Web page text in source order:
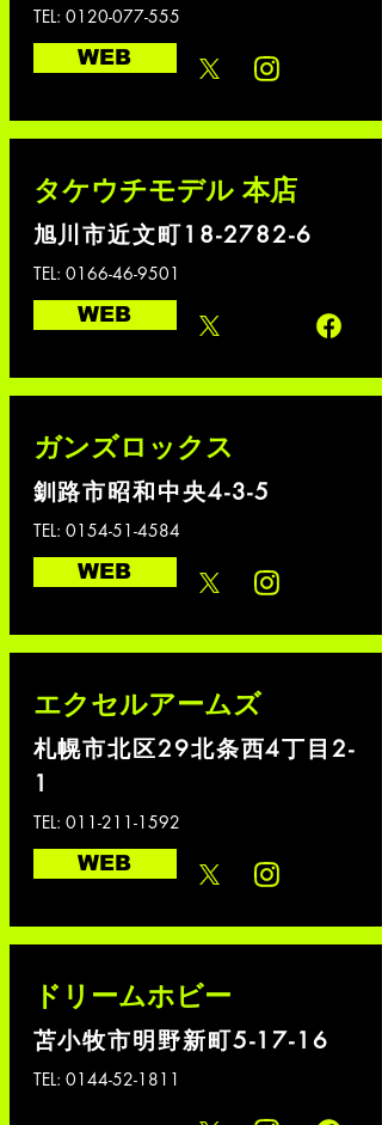
TEL: 0120-077-555
WEB
タケウチモデル 本店
旭川市近文町18-2782-6
TEL: 0166-46-9501
WEB
ガンズロックス
釧路市昭和中央4-3-5
TEL: 0154-51-4584
WEB
エクセルアームズ
札幌市北区29北条西4丁目2-
1
TEL: 011-211-1592
WEB
ドリームホビー
苫小牧市明野新町5-17-16
TEL: 0144-52-1811